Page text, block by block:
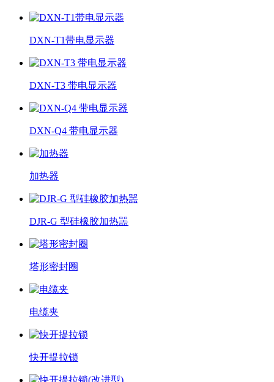
DXN-T1带电显示器
DXN-T3 带电显示器
DXN-Q4 带电显示器
加热器
DJR-G 型硅橡胶加热噐
塔形密封圈
电缆夹
快开提拉锁